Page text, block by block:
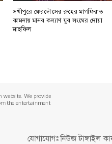
সখীপুরে ফেরদৌসের রুহের মাগফিরাত
কামনায় মানব কল্যাণ যুব সংঘের দোয়া
মাহফিল
website. We provide
the entertainment
যোগাযোগঃ নিউজ টাঙ্গাইল